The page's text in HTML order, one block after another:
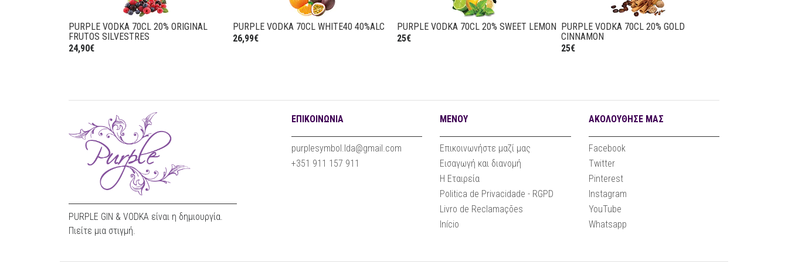
20% ORIGINAL
PURPLE VODKA 70CL WHITE40 40%ALC
26,99€
PURPLE VODKA 70CL 20% SWEET LEMON PURPLE VODKA 70CL 20% GOLD
PURPLE VODKA 70CL 20% LIMORANGE
24,90€
PURPLE GIN & VODKA είναι η δημιουργία.
Πιείτε μια στιγμή.
ΕΠΙΚΟΙΝΩΝΊΑ
purplesymbol.lda@gmail.com
+351 911 157 911
ΜΕΝΟΎ
Επικοινωνήστε μαζί μας
Εισαγωγή και διανομή
Η Εταιρεία
Politica de Privacidade - RGPD
Livro de Reclamações
Início
ΑΚΟΛΟΥΘΗΣΕ ΜΑΣ
Facebook
Twitter
Pinterest
Instagram
YouTube
Whatsapp